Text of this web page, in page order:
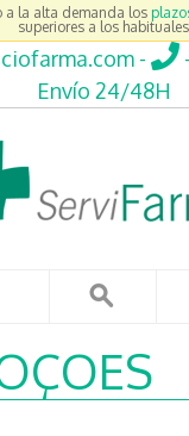
la alta demanda los
superiores a los habituales
-
Envío 24/48H